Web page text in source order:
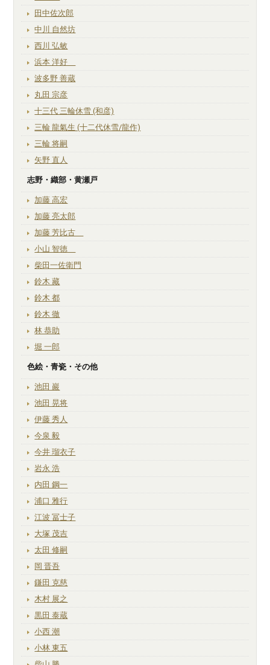
田中佐次郎
中川 自然坊
西川 弘敏
浜本 洋好
波多野 善蔵
丸田 宗彦
十三代 三輪休雪 (和彦)
三輪 龍氣生 (十二代休雪/龍作)
三輪 将嗣
矢野 直人
志野・織部・黄瀬戸
加藤 高宏
加藤 亮太郎
加藤 芳比古
小山 智徳
柴田一佐衛門
鈴木 藏
鈴木 都
鈴木 徹
林 恭助
堀 一郎
色絵・青瓷・その他
池田 巖
池田 晃将
伊藤 秀人
今泉 毅
今井 瑠衣子
岩永 浩
内田 鋼一
浦口 雅行
江波 冨士子
大塚 茂吉
太田 修嗣
岡 晋吾
鎌田 克慈
木村 展之
黒田 泰蔵
小西 潮
小林 東五